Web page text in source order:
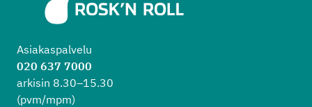
Asiakaspalvelu
020 637 7000
arkisin 8.30–15.30
(pvm/mpm)